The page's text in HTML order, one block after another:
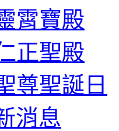
霄寶殿
正聖殿
尊聖誕日
消息